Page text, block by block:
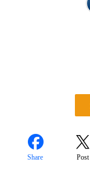
Share Post